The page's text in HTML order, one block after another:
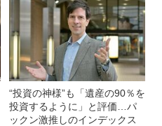
“投資の神様”も「遺産の90％を
投資するように」と評価…パ
ックン激推しのインデックス